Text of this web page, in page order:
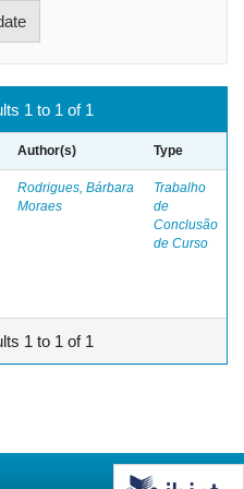
1 to 1 of 1
Author(s) Type
Rodrigues, Bárbara
Moraes
Trabalho
de
Conclusão
de Curso
1 to 1 of 1